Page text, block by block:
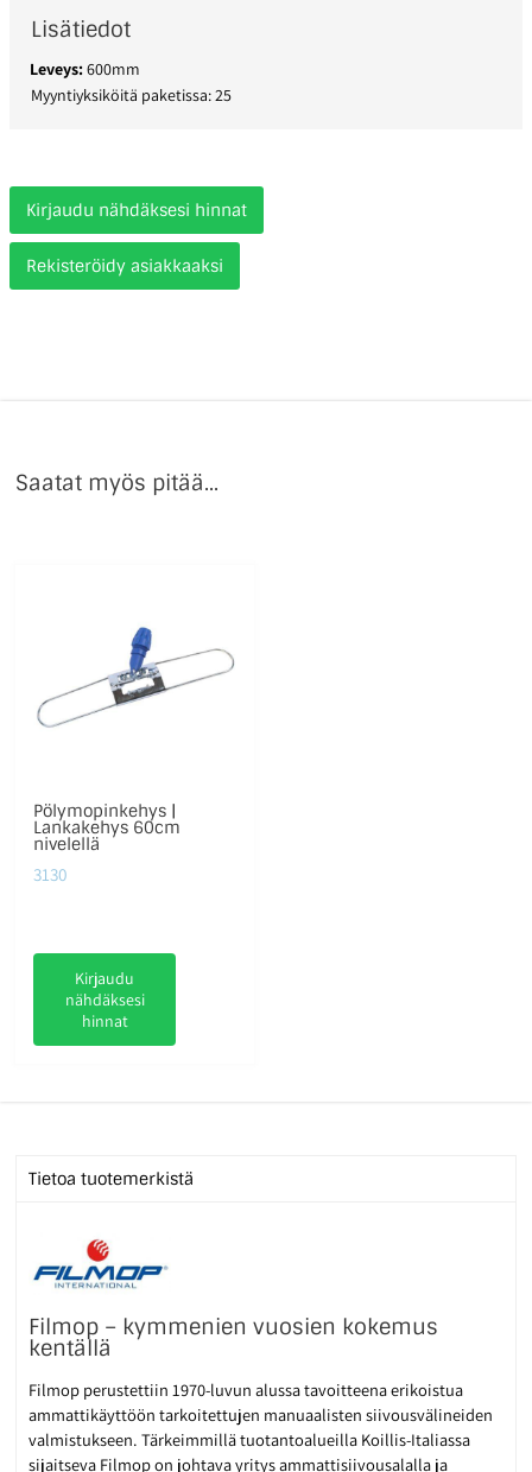
Lisätiedot
Leveys:600mm
Myyntiyksiköitä paketissa: 25
Kirjaudu nähdäksesi hinnat
Rekisteröidy asiakkaaksi
Saatat myös pitää...
Pölymopinkehys |
Lankakehys 60cm
nivelellä
3130
Kirjaudu
nähdäksesi
hinnat
Tietoa tuotemerkistä
Filmop – kymmenien vuosien kokemus
kentällä
Filmop perustettiin 1970-luvun alussa tavoitteena erikoistua
ammattikäyttöön tarkoitettujen manuaalisten siivousvälineiden
valmistukseen. Tärkeimmillä tuotantoalueilla Koillis-Italiassa
sijaitseva Filmop on johtava yritys ammattisiivousalalla ja